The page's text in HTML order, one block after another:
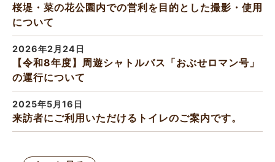
桜堤・菜の花公園内での営利を目的とした撮影・使用
について
2026年2月24日
【令和8年度】周遊シャトルバス「おぶせロマン号」
の運行について
2025年5月16日
来訪者にご利用いただけるトイレのご案内です。